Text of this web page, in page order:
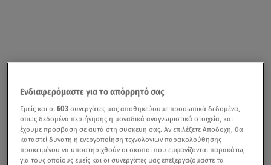
Ενδιαφερόμαστε για το απόρρητό σας
Εμείς και οι603 συνεργάτες μας αποθηκεύουμε προσωπικά δεδομένα,
όπως δεδομένα περιήγησης ή μοναδικά αναγνωριστικά στοιχεία, και
έχουμε πρόσβαση σε αυτά στη συσκευή σας. Αν επιλέξετε Αποδοχή, θα
καταστεί δυνατή η ενεργοποίηση τεχνολογιών παρακολούθησης
προκειμένου να υποστηριχθούν οι σκοποί που εμφανίζονται παρακάτω,
για τους οποίους εμείς και οι συνεργάτες μας επεξεργαζόμαστε τα